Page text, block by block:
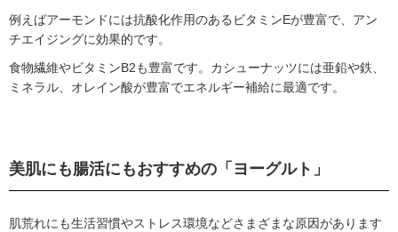
例えばアーモンドには抗酸化作用のあるビタミンEが豊富で、アン
チエイジングに効果的です。
食物繊維やビタミンB2も豊富です。カシューナッツには亜鉛や鉄、
ミネラル、オレイン酸が豊富でエネルギー補給に最適です。
美肌にも腸活にもおすすめの「ヨーグルト」
肌荒れにも生活習慣やストレス環境などさまざまな原因があります